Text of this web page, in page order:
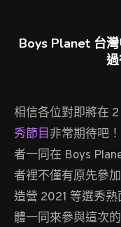
Boys Planet 台灣
相信各位對即將在
秀節目非常期待吧
者一同在 Boys
者裡不僅有原先參
造營 2021 等選秀
體一同來參與這次